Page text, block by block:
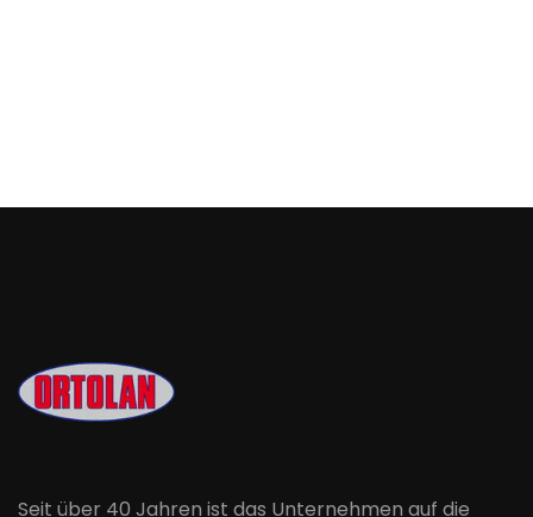
Seit über 40 Jahren ist das Unternehmen auf die